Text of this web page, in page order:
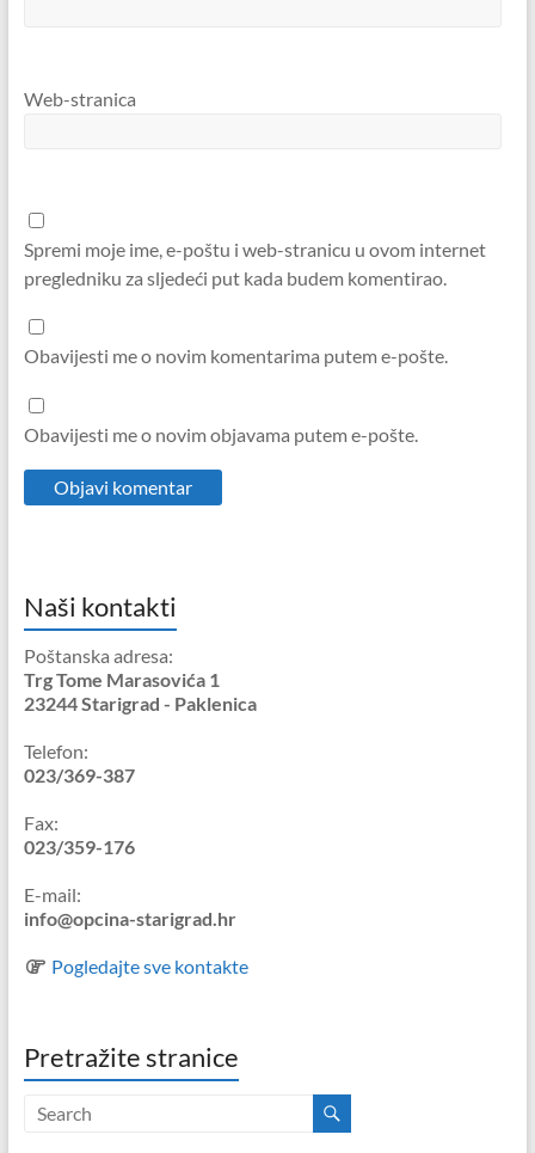
Web-stranica
Spremi moje ime, e-poštu i web-stranicu u ovom internet
pregledniku za sljedeći put kada budem komentirao.
Obavijesti me o novim komentarima putem e-pošte.
Obavijesti me o novim objavama putem e-pošte.
Naši kontakti
Poštanska adresa:
Trg Tome Marasovića 1
23244 Starigrad - Paklenica
Telefon:
023/369-387
Fax:
023/359-176
E-mail:
info@opcina-starigrad.hr
Pogledajte sve kontakte
Pretražite stranice